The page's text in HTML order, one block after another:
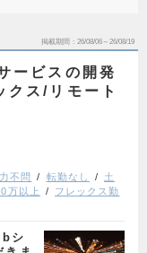
掲載期間 26/08/06～26/08/19
ービスの開発
クス/リモート
不問 転勤なし
土
万以上
フレックス勤
シ